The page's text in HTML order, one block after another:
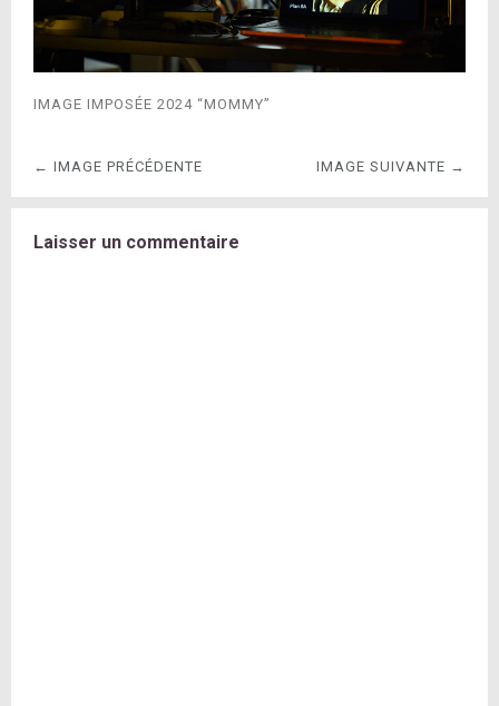
IMAGE IMPOSÉE 2024 “MOMMY”
← IMAGE PRÉCÉDENTE IMAGE SUIVANTE →
Laisser un commentaire